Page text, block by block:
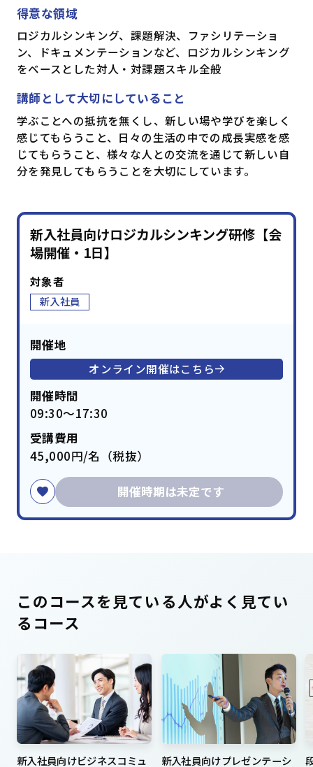
得意な領域
ロジカルシンキング、課題解決、ファシリテーショ
ン、ドキュメンテーションなど、ロジカルシンキング
をベースとした対人・対課題スキル全般
講師として大切にしていること
学ぶことへの抵抗を無くし、新しい場や学びを楽しく
感じてもらうこと、日々の生活の中での成長実感を感
じてもらうこと、様々な人との交流を通じて新しい自
分を発見してもらうことを大切にしています。
新入社員向けロジカルシンキング研修【会
場開催・1日】
対象者
新入社員
開催地
オンライン開催はこちら
開催時間
09:30～17:30
受講費用
45,000円/名（税抜）
開催時期は未定です
このコースを見ている人がよく見てい
るコース
新入社員向けビジネスコミュ
新入社員向けプレゼンテーシ